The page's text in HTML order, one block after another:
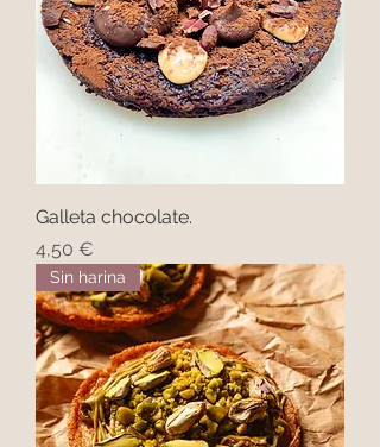
Galleta chocolate.
Precio
4,50 €
Sin harina